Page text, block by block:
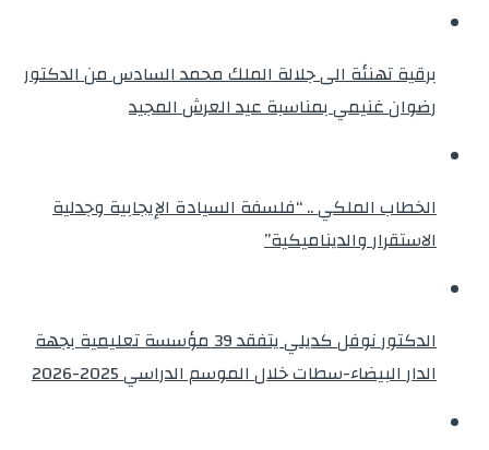
برقية تهنئة الى جلالة الملك محمد السادس من الدكتور
رضوان غنيمي بمناسبة عيد العرش المجيد
الخطاب الملكي .. “فلسفة السيادة الإيجابية وجدلية
الاستقرار والديناميكية”
الدكتور نوفل كديلي يتفقد 39 مؤسسة تعليمية بجهة
الدار البيضاء-سطات خلال الموسم الدراسي 2025-2026